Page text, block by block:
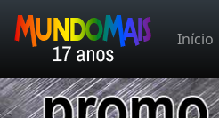
Início